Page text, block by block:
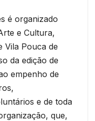
é organizado
e Cultura,
Vila Pouca de
da edição de
empenho de
e de toda
que,